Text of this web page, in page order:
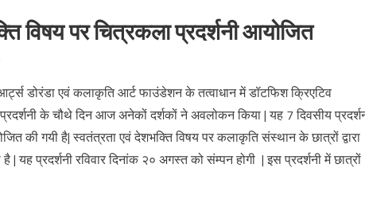
पर चित्रकला प्रदर्शनी आयोजित
डोरंडा एवं कलाकृति आर्ट फाउंडेशन के तत्वाधान में डॉटफिश क्रिएटिव
के चौथे दिन आज अनेकों दर्शकों ने अवलोकन किया | यह 7 दिवसीय
गयी है| स्वतंत्रता एवं देशभक्ति विषय पर कलाकृति संस्थान के छात्रों द्वारा
| यह प्रदर्शनी रविवार दिनांक २० अगस्त को संम्पन होगी | इस प्रदर्शनी में छात्रों